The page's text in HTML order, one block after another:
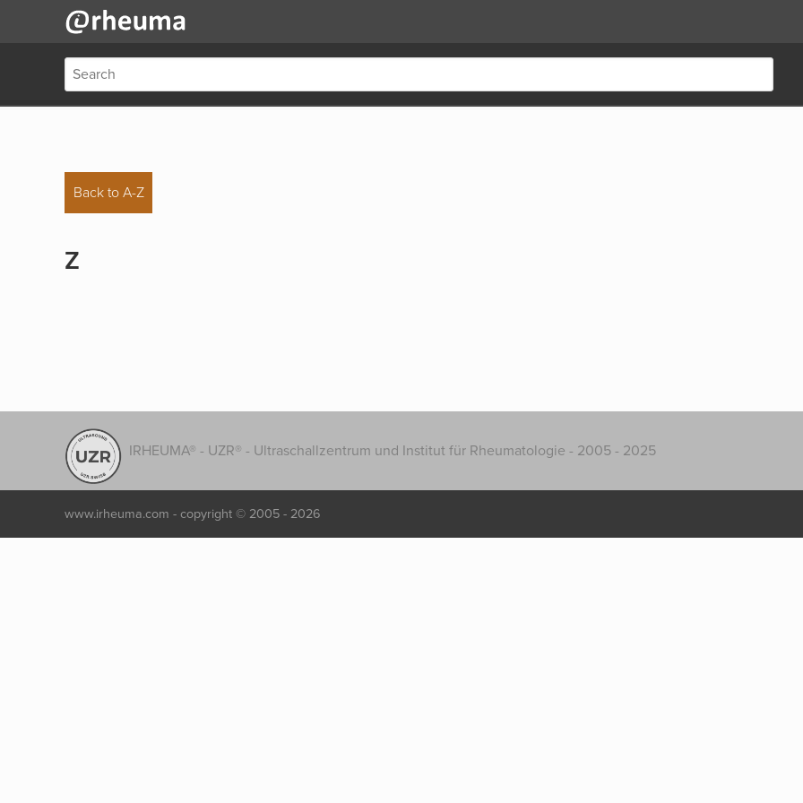
Back to A-Z
Z
IRHEUMA® - UZR® - Ultraschallzentrum und Institut für Rheumatologie - 2005 - 2025
www.irheuma.com - copyright © 2005 - 2026